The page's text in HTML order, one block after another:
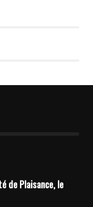
de Plaisance, le